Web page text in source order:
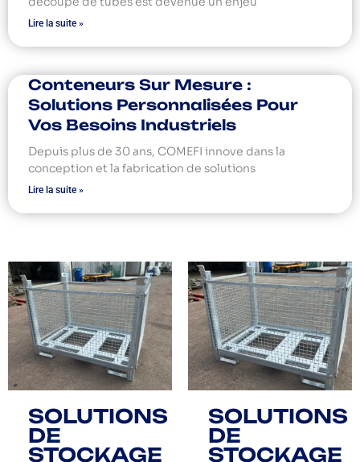
Lire la suite »
Conteneurs Sur Mesure :
Solutions Personnalisées Pour
Vos Besoins Industriels
Depuis plus de 30 ans, COMEFI innove dans la
conception et la fabrication de solutions
Lire la suite »
SOLUTIONS
DE
STOCKAGE
SOLUTIONS
DE
STOCKAGE